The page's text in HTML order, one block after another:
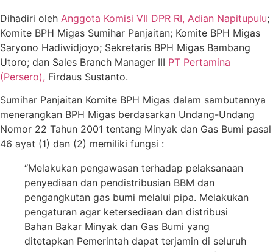
Dihadiri oleh Anggota Komisi VII DPR RI, Adian Napitupulu;
Komite BPH Migas Sumihar Panjaitan; Komite BPH Migas
Saryono Hadiwidjoyo; Sekretaris BPH Migas Bambang
Utoro; dan Sales Branch Manager III PT Pertamina
(Persero), Firdaus Sustanto.
Sumihar Panjaitan Komite BPH Migas dalam sambutannya
menerangkan BPH Migas berdasarkan Undang-Undang
Nomor 22 Tahun 2001 tentang Minyak dan Gas Bumi pasal
46 ayat (1) dan (2) memiliki fungsi :
“Melakukan pengawasan terhadap pelaksanaan
penyediaan dan pendistribusian BBM dan
pengangkutan gas bumi melalui pipa. Melakukan
pengaturan agar ketersediaan dan distribusi
Bahan Bakar Minyak dan Gas Bumi yang
ditetapkan Pemerintah dapat terjamin di seluruh